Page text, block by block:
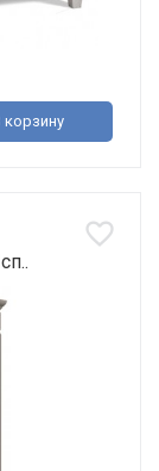
корзину